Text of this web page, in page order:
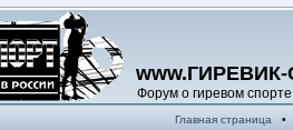
Форум о гиревом спорте
Главная страница •